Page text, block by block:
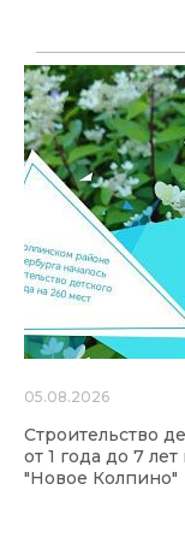
05.08.2026
Строительство
от 1 года до 7
"Новое Колпино"